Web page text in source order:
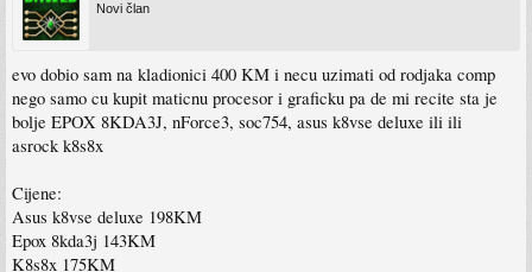
Novi član
evo dobio sam na kladionici 400 KM i necu uzimati od rodjaka comp
nego samo cu kupit maticnu procesor i graficku pa de mi recite sta je
bolje EPOX 8KDA3J, nForce3, soc754, asus k8vse deluxe ili ili
asrock k8s8x
Cijene:
Asus k8vse deluxe 198KM
Epox 8kda3j 143KM
K8s8x 175KM